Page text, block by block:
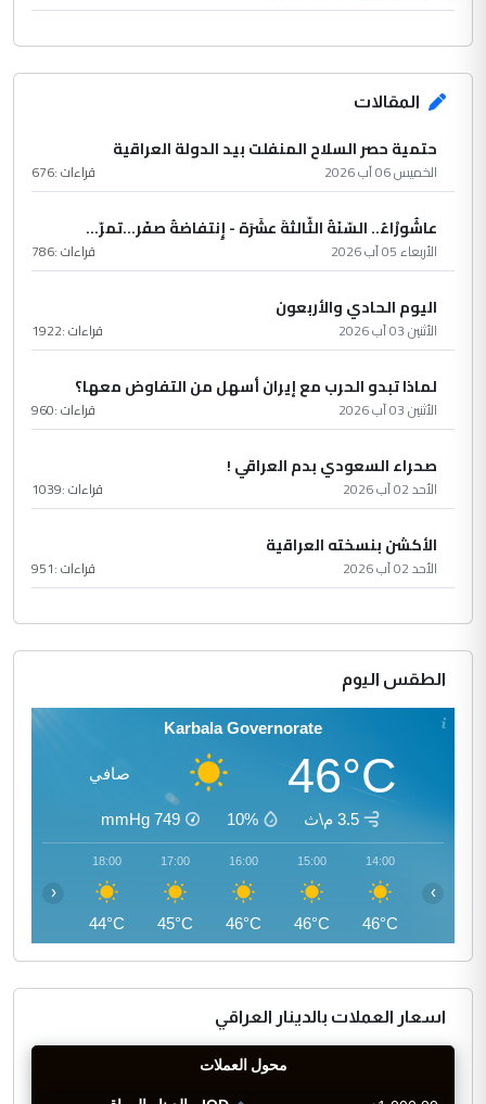
المقالات
حتمية حصر السلاح المنفلت بيد الدولة العراقية
الخميس 06 آب 2026 قراءات :676
عاشُورْاءُ.. السّنَةُ الثّالثةَ عشَرَة - إِنتفاضةُ صفَر…تمرّ...
الأربعاء 05 آب 2026 قراءات :786
اليوم الحادي والأربعون
الأثنين 03 آب 2026 قراءات :1922
لماذا تبدو الحرب مع إيران أسهل من التفاوض معها؟
الأثنين 03 آب 2026 قراءات :960
صحراء السعودي بدم العراقي !
الأحد 02 آب 2026 قراءات :1039
الأكشن بنسخته العراقية
الأحد 02 آب 2026 قراءات :951
الطقس اليوم
Karbala Governorate
46°C صافي
3.5 م\ث 10%
749
mmHg
14:00
46°C
15:00
46°C
16:00
46°C
17:00
45°C
18:00
44°C
‹ ›
اسعار العملات بالدينار العراقي